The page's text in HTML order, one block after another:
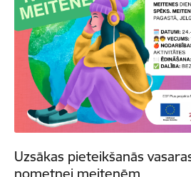
Uzsākas pieteikšanās
nometnei meitenēm